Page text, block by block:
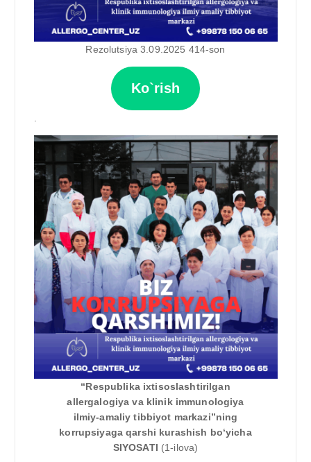
Rezolutsiya 3.09.2025 414-son
Ko`rish
“Respublika ixtisoslashtirilgan
allergalogiya va klinik immunologiya
ilmiy-amaliy tibbiyot markazi”ning
korrupsiyaga qarshi kurashish bo‘yicha
SIYOSATI (1-ilova)